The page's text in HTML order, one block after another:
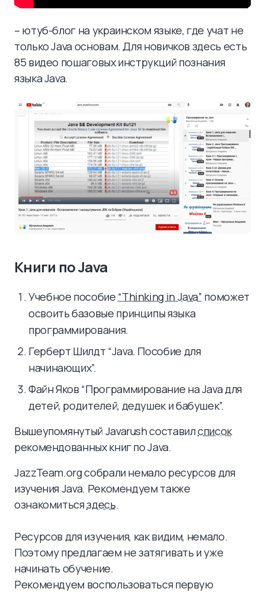
– ютуб-блог на украинском языке, где учат не
только Java основам. Для новичков здесь есть
85 видео пошаговых инструкций познания
языка Java.
Книги по Java
Учебное пособие “Thinking in Java” поможет
освоить базовые принципы языка
программирования.
Герберт Шилдт “Java. Пособие для
начинающих”.
Файн Яков “Программирование на Java для
детей, родителей, дедушек и бабушек”.
Вышеупомянутый Javarush составилсписок
рекомендованных книг по Java.
JazzTeam.org собрали немало ресурсов для
изучения Java. Рекомендуем также
ознакомитьсяздесь.
Ресурсов для изучения, как видим, немало.
Поэтому предлагаем не затягивать и уже
начинать обучение.
Рекомендуем воспользоваться первую